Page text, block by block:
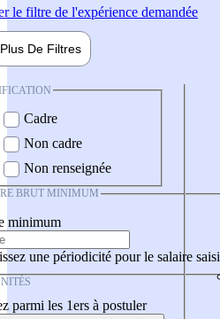
le filtre de l'expérience demandée
Plus De Filtres
Cadre
Non cadre
Non renseignée
BRUT MINIMUM
minimum
une périodicité pour le salaire saisi
parmi les 1ers à postuler